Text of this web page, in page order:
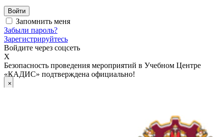
Войти
Запомнить меня
Забыли пароль?
Зарегистрируйтесь
Войдите через соцсеть
X
Безопасность проведения мероприятий в Учебном Центре
«КАДИС» подтверждена официально!
×